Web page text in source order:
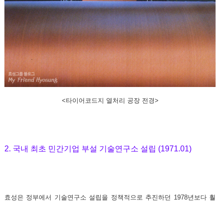
<타이어코드지 열처리 공장 전경>
2. 국내 최초 민간기업 부설 기술연구소 설립 (1971.01)
효성은 정부에서 기술연구소 설립을 정책적으로 추진하던 1978년보다 훨